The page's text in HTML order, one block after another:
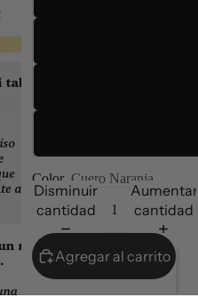
Color Cuero Naranja
Disminuir
cantidad
Aumentar
cantidad
Agregar al carrito